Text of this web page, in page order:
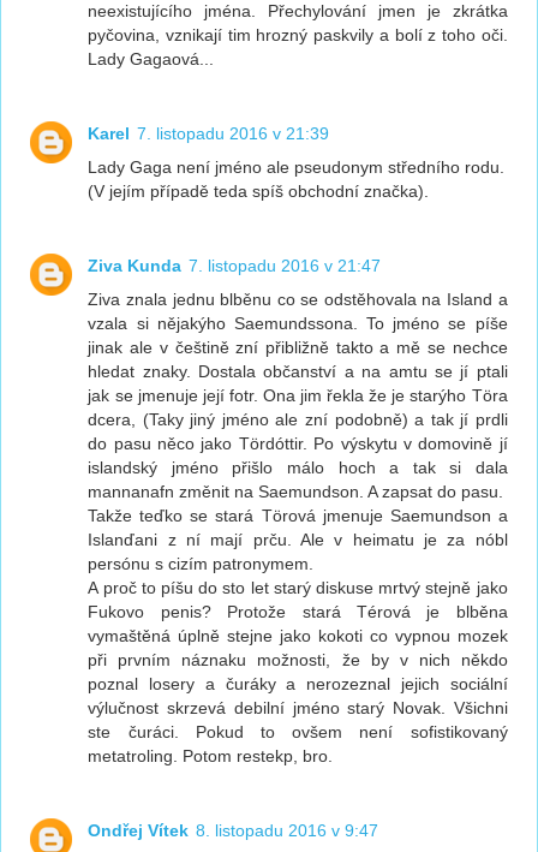
neexistujícího jména. Přechylování jmen je zkrátka
pyčovina, vznikají tim hrozný paskvily a bolí z toho oči.
Lady Gagaová...
Karel 7. listopadu 2016 v 21:39
Lady Gaga není jméno ale pseudonym středního rodu.
(V jejím případě teda spíš obchodní značka).
Ziva Kunda 7. listopadu 2016 v 21:47
Ziva znala jednu blběnu co se odstěhovala na Island a
vzala si nějakýho Saemundssona. To jméno se píše
jinak ale v češtině zní přibližně takto a mě se nechce
hledat znaky. Dostala občanství a na amtu se jí ptali
jak se jmenuje její fotr. Ona jim řekla že je starýho Töra
dcera, (Taky jiný jméno ale zní podobně) a tak jí prdli
do pasu něco jako Tördóttir. Po výskytu v domovině jí
islandský jméno přišlo málo hoch a tak si dala
mannanafn změnit na Saemundson. A zapsat do pasu.
Takže teďko se stará Törová jmenuje Saemundson a
Islanďani z ní mají prču. Ale v heimatu je za nóbl
persónu s cizím patronymem.
A proč to píšu do sto let starý diskuse mrtvý stejně jako
Fukovo penis? Protože stará Térová je blběna
vymaštěná úplně stejne jako kokoti co vypnou mozek
při prvním náznaku možnosti, že by v nich někdo
poznal losery a čuráky a nerozeznal jejich sociální
výlučnost skrzevá debilní jméno starý Novak. Všichni
ste čuráci. Pokud to ovšem není sofistikovaný
metatroling. Potom restekp, bro.
Ondřej Vítek 8. listopadu 2016 v 9:47